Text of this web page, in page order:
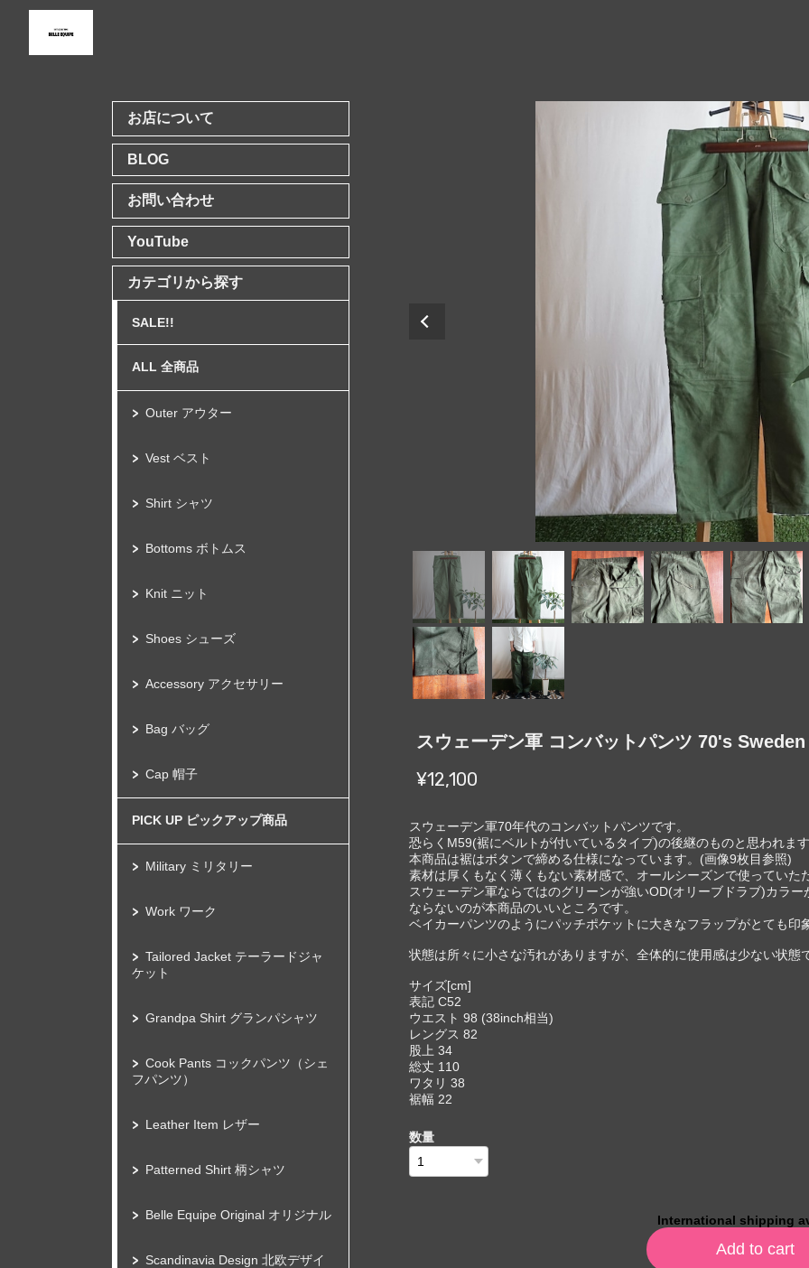
お店について
BLOG
お問い合わせ
YouTube
カテゴリから探す
SALE!!
ALL 全商品
Outer アウター
Vest ベスト
Shirt シャツ
Bottoms ボトムス
Knit ニット
Shoes シューズ
Accessory アクセサリー
Bag バッグ
Cap 帽子
PICK UP ピックアップ商品
Military ミリタリー
Work ワーク
Tailored Jacket テーラードジャ
ケット
Grandpa Shirt グランパシャツ
Cook Pants コックパンツ（シェ
フパンツ）
Leather Item レザー
Patterned Shirt 柄シャツ
Belle Equipe Original オリジナル
Scandinavia Design 北欧デザイ
スウェーデン軍 コンバットパンツ 70's Sweden
¥12,100
スウェーデン軍70年代のコンバットパンツです。
恐らくM59(裾にベルトが付いているタイプ)の後継のものと思われます
本商品は裾はボタンで締める仕様になっています。(画像9枚目参照)
素材は厚くもなく薄くもない素材感で、オールシーズンで使っていた
スウェーデン軍ならではのグリーンが強いOD(オリーブドラブ)カラ
ならないのが本商品のいいところです。
ベイカーパンツのようにパッチポケットに大きなフラップがとても印
状態は所々に小さな汚れがありますが、全体的に使用感は少ない状態
サイズ[cm]
表記 C52
ウエスト 98 (38inch相当)
レングス 82
股上 34
総丈 110
ワタリ 38
裾幅 22
数量
International shipping
Add to cart